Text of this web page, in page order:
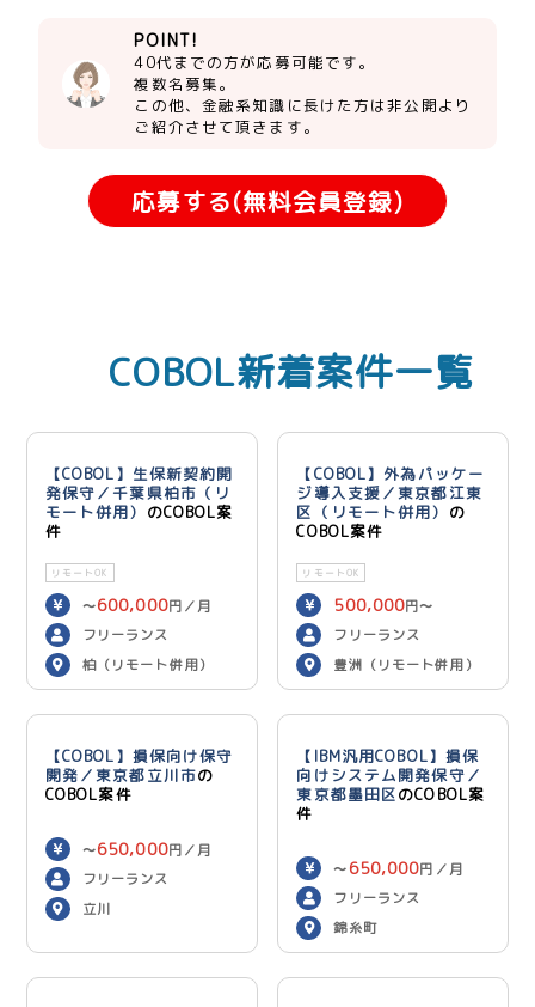
POINT!
40代までの方が応募可能です。
複数名募集。
この他、金融系知識に長けた方は非公開より
ご紹介させて頂きます。
応募する(無料会員登録)
COBOL新着案件一覧
【COBOL】生保新契約開
発保守／千葉県柏市（リ
モート併用） のCOBOL案
件
リモートOK
〜600,000円／月
フリーランス
柏（リモート併用）
【COBOL】外為パッケー
ジ導入支援／東京都江東
区（リモート併用） の
COBOL案件
リモートOK
500,000円〜
600,000 円／月
フリーランス
豊洲（リモート併用）
【COBOL】損保向け保守
開発／東京都立川市の
COBOL案件
〜650,000円／月
フリーランス
立川
【IBM汎用COBOL】損保
向けシステム開発保守／
東京都墨田区のCOBOL案
件
〜 650,000円／月
フリーランス
錦糸町